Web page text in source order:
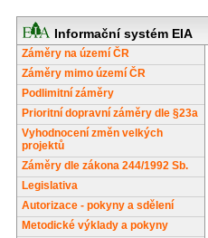
Informační systém EIA
Záměry na území ČR
Záměry mimo území ČR
Podlimitní záměry
Prioritní dopravní záměry dle §23a
Vyhodnocení změn velkých
projektů
Záměry dle zákona 244/1992 Sb.
Legislativa
Autorizace - pokyny a sdělení
Metodické výklady a pokyny